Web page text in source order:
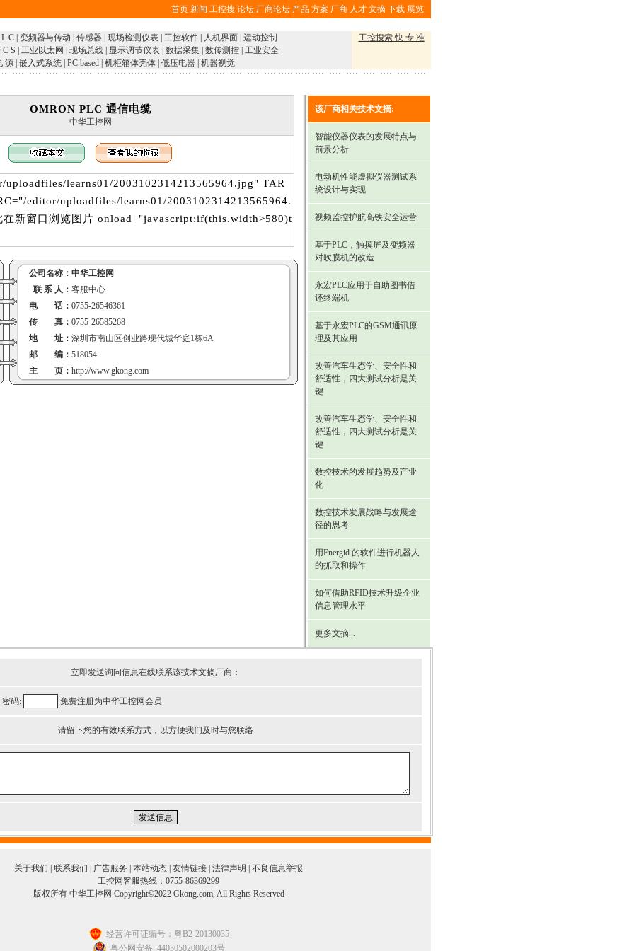
首页 新闻 工控搜 论坛 厂商论坛 产品 方案 厂商 人才 文摘 下载 展览
L C 变频器与传动 传感器 现场检测仪表 工控软件 人机界面 运动控制
C S
工业以太网 现场总线 显示调节仪表 数据采集 数传测控 工业安全
源 嵌入式系统 PC based 机柜箱体壳体 低压电器 机器视觉
工控搜索 快.专.准
OMRON PLC 通信电缆
中华工控网
uploadfiles/learns01/2003102314213565964.jpg" TAR
editor/uploadfiles/learns01/2003102314213565964.
新窗口浏览图片 onload="javascript:if(this.width>580)t
公司名称： 中华工控网
联 系 人： 客服中心
电 话： 0755-26546361
传 真： 0755-26585268
地 址： 深圳市南山区创业路现代城华庭1栋6A
邮 编： 518054
主 页： http://www.gkong.com
该厂商相关技术文摘:
智能仪器仪表的发展特点与
前景分析
电动机性能虚拟仪器测试系
统设计与实现
视频监控护航高铁安全运营
基于PLC，触摸屏及变频器
对吹膜机的改造
永宏PLC应用于自助图书借
还终端机
基于永宏PLC的GSM通讯原
理及其应用
改善汽车生态学、安全性和
舒适性，四大测试分析是关
键
改善汽车生态学、安全性和
舒适性，四大测试分析是关
键
数控技术的发展趋势及产业
化
数控技术发展战略与发展途
径的思考
用Energid 的软件进行机器人
的抓取和操作
如何借助RFID技术升级企业
信息管理水平
更多文摘...
立即发送询问信息在线联系该技术文摘厂商：
密码: 免费注册为中华工控网会员
请留下您的有效联系方式，以方便我们及时与您联络
关于我们 联系我们 广告服务 本站动态 友情链接 法律声明
不良信息举报
工控网客服热线：0755-86369299
版权所有 中华工控网 Copyright©2022 Gkong.com, All Rights Reserved
经营许可证编号：粤B2-20130035
粤公网安备 :44030502000203号